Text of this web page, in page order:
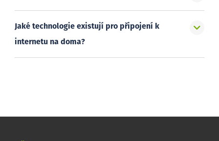
Jaké technologie existují pro připojení k
internetu na doma?